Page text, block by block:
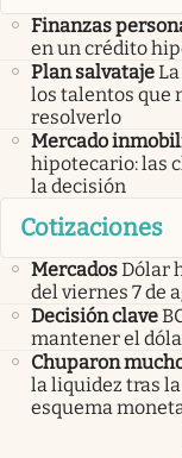
Finanzas
en un crédito
Plan salvataje
los talentos que
resolverlo
Mercado
hipotecario: las
la decisión
Cotizaciones
MercadosDólar
del viernes 7 de
Decisión clave
mantener el
Chuparon
la liquidez tras
esquema